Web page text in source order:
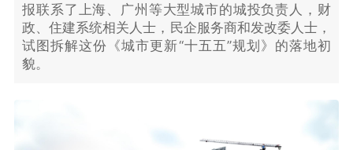
报联系了上海、广州等大型城市的城投负责人，财
政、住建系统相关人士，民企服务商和发改委人士，
试图拆解这份《城市更新“十五五”规划》的落地初
貌。